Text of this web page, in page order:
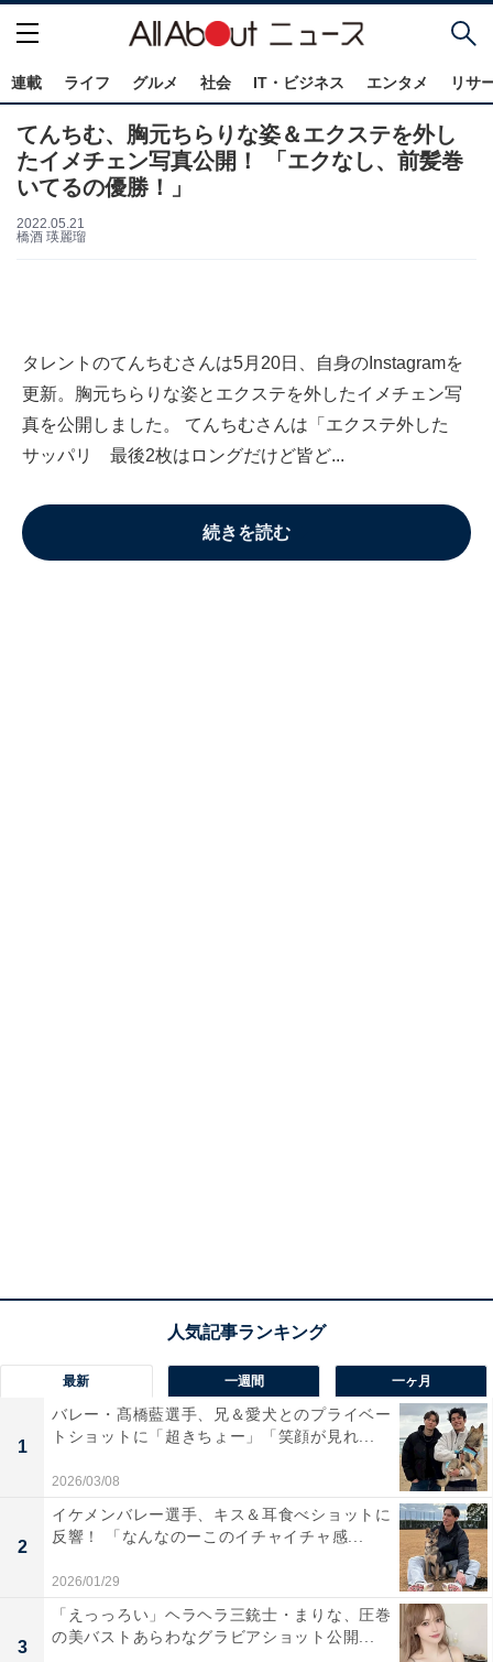
連載 ライフ グルメ 社会 IT・ビジネス エンタメ リサ
てんちむ、胸元ちらりな姿＆エクステを外し
たイメチェン写真公開！ 「エクなし、前髪巻
いてるの優勝！」
2022.05.21
橋酒 瑛麗瑠
タレントのてんちむさんは5月20日、自身のInstagramを
更新。胸元ちらりな姿とエクステを外したイメチェン写
真を公開しました。 てんちむさんは「エクステ外した
サッパリ 最後2枚はロングだけど皆ど...
続きを読む
最新 一週間 一ヶ月
1
バレー・髙橋藍選手、兄＆愛犬とのプライベー
トショットに「超きちょー」「笑顔が見れ...
2026/03/08
2
イケメンバレー選手、キス＆耳食べショットに
反響！ 「なんなのーこのイチャイチャ感...
2026/01/29
3
「えっっろい」ヘラヘラ三銃士・まりな、圧巻
の美バストあらわなグラビアショット公開...